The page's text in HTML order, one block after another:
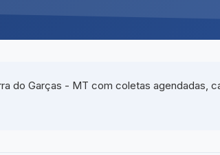
do Garças - MT com coletas agendadas,